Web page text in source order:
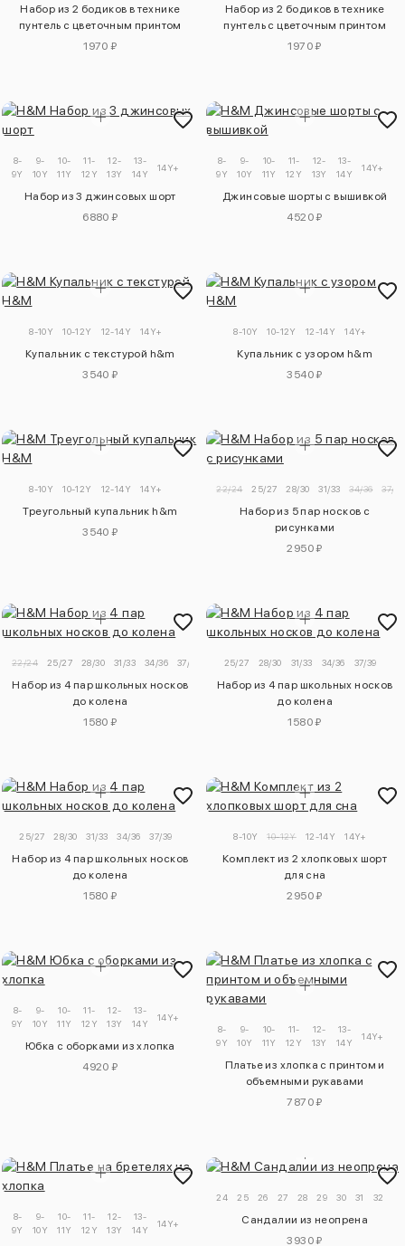
Набор из 2 бодиков в технике
пунтель с цветочным принтом
1970 ₽
Набор из 2 бодиков в технике
пунтель с цветочным принтом
1970 ₽
8-
9Y
9-
10Y
10-
11Y
11-
12Y
12-
13Y
13-
14Y
14Y+
Набор из 3 джинсовых шорт
6880 ₽
8-
9Y
9-
10Y
10-
11Y
11-
12Y
12-
13Y
13-
14Y
14Y+
Джинсовые шорты с вышивкой
4520 ₽
8-10Y 10-12Y 12-14Y 14Y+
Купальник с текстурой h&m
3540 ₽
8-10Y 10-12Y 12-14Y 14Y+
Купальник с узором h&m
3540 ₽
8-10Y 10-12Y 12-14Y 14Y+
Треугольный купальник h&m
3540 ₽
22/24 25/27 28/30 31/33 34/36 37/39
Набор из 5 пар носков с
рисунками
2950 ₽
22/24 25/27 28/30 31/33 34/36 37/39
Набор из 4 пар школьных носков
до колена
1580 ₽
25/27 28/30 31/33 34/36 37/39
Набор из 4 пар школьных носков
до колена
1580 ₽
25/27 28/30 31/33 34/36 37/39
Набор из 4 пар школьных носков
до колена
1580 ₽
8-10Y 10-12Y 12-14Y 14Y+
Комплект из 2 хлопковых шорт
для сна
2950 ₽
8-
9Y
9-
10Y
10-
11Y
11-
12Y
12-
13Y
13-
14Y
14Y+
Юбка с оборками из хлопка
4920 ₽
8-
9Y
9-
10Y
10-
11Y
11-
12Y
12-
13Y
13-
14Y
14Y+
Платье из хлопка с принтом и
объемными рукавами
7870 ₽
8-
9Y
9-
10Y
10-
11Y
11-
12Y
12-
13Y
13-
14Y
14Y+
24 25 26 27 28 29 30 31 32
Сандалии из неопрена
3930 ₽